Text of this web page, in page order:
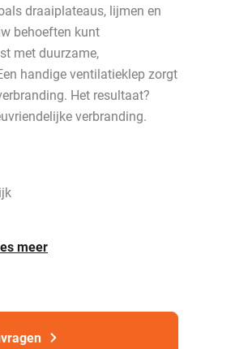
draaiplateaus, lijmen en
behoeften kunt
met duurzame,
handige ventilatieklep zorgt
Het resultaat?
verbranding.
meer